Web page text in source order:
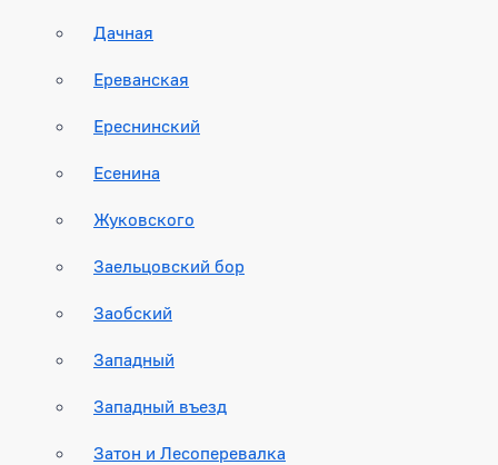
Дачная
Ереванская
Ереснинский
Есенина
Жуковского
Заельцовский бор
Заобский
Западный
Западный въезд
Затон и Лесоперевалка